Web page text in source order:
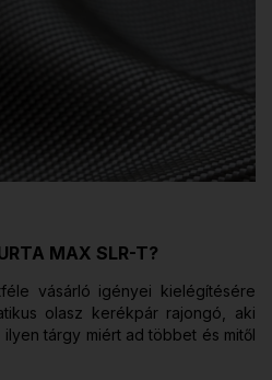
MAX SLR-T?
vásárló igényei kielégítésére
olasz kerékpár rajongó, aki
tárgy miért ad többet és mitől